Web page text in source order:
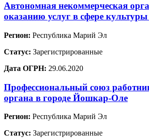
Автономная некоммерческая
оказанию услуг в сфере
Регион: Республика Марий Эл
Статус: Зарегистрированные
Дата ОГРН: 29.06.2020
Профессиональный союз
органа в городе Йошкар-Оле
Регион: Республика Марий Эл
Статус: Зарегистрированные